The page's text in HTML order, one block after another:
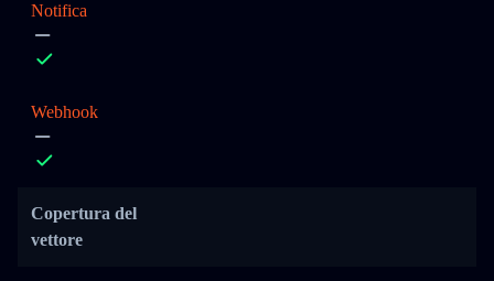
Notifica
Webhook
Copertura del
vettore